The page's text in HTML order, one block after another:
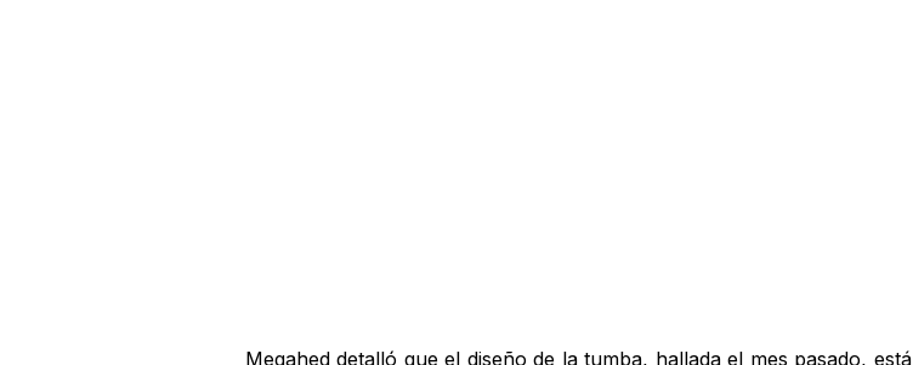
Megahed detalló que el diseño de la tumba, hallada el mes pasado, está